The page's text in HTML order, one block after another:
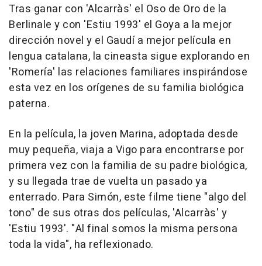
Tras ganar con 'Alcarràs' el Oso de Oro de la
Berlinale y con 'Estiu 1993' el Goya a la mejor
dirección novel y el Gaudí a mejor película en
lengua catalana, la cineasta sigue explorando en
'Romería' las relaciones familiares inspirándose
esta vez en los orígenes de su familia biológica
paterna.
En la película, la joven Marina, adoptada desde
muy pequeña, viaja a Vigo para encontrarse por
primera vez con la familia de su padre biológica,
y su llegada trae de vuelta un pasado ya
enterrado. Para Simón, este filme tiene "algo del
tono" de sus otras dos películas, 'Alcarràs' y
'Estiu 1993'. "Al final somos la misma persona
toda la vida", ha reflexionado.